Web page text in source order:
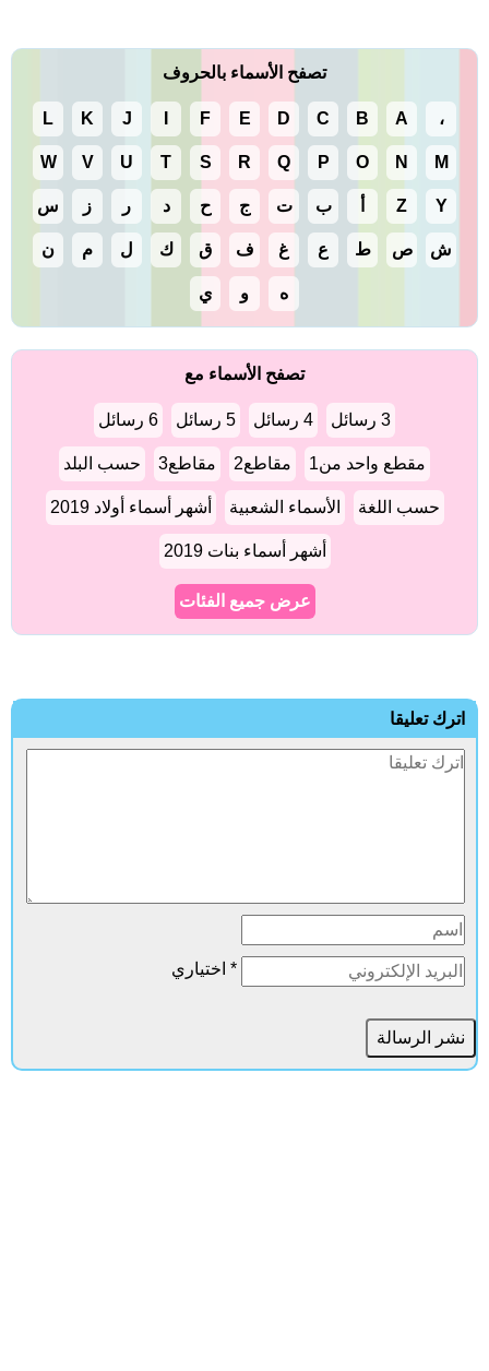
تصفح الأسماء بالحروف
، A
B
C
D
E
F
J
K
L
M
N
O
P
Q
R
S
T
U
V
W
Y
Z ب ت ج ح د ر ز س
ش ص ط ع غ ف ق ك ل م ن
ه و ي
تصفح الأسماء مع
3 رسائل 4 رسائل 5 رسائل 6 رسائل
مقطع واحد من1 مقاطع2 مقاطع3 حسب البلد
حسب اللغة الأسماء الشعبية أشهر أسماء أولاد 2019
أشهر أسماء بنات 2019
عرض جميع الفئات
اترك تعليقا
* اختياري